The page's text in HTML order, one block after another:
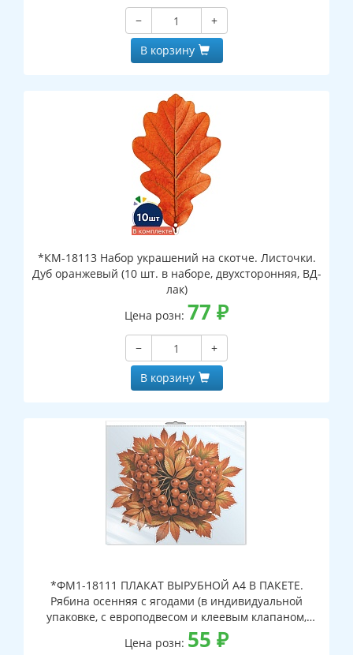
−
+
В корзину
*КМ-18113 Набор украшений на скотче. Листочки.
Дуб оранжевый (10 шт. в наборе, двухсторонняя, ВД-
лак)
Цена розн: 77 ₽
−
+
В корзину
*ФМ1-18111 ПЛАКАТ ВЫРУБНОЙ А4 В ПАКЕТЕ.
Рябина осенняя с ягодами (в индивидуальной
упаковке, с европодвесом и клеевым клапаном,
двухсторонний, ВД-лак)
Цена розн: 55 ₽